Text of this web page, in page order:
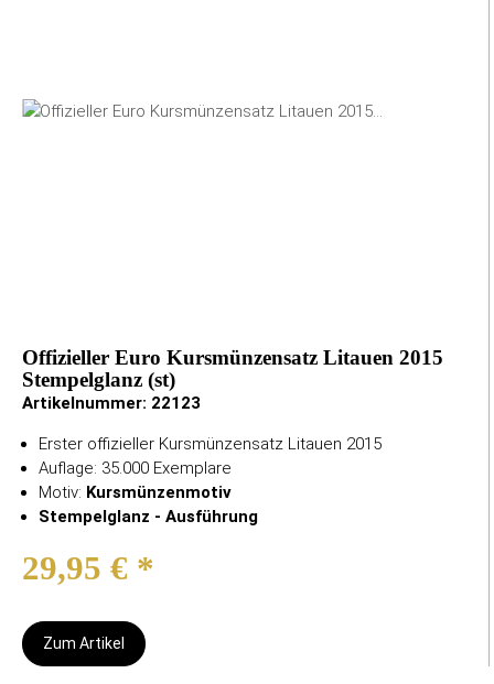
Offizieller Euro Kursmünzensatz Litauen 2015
Stempelglanz (st)
Artikelnummer: 22123
Erster offizieller Kursmünzensatz Litauen 2015
Auflage: 35.000 Exemplare
Motiv: Kursmünzenmotiv
Stempelglanz - Ausführung
29,95 € *
Zum Artikel